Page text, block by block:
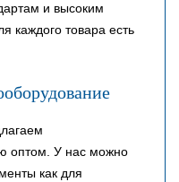
и высоким
каждого товара есть
оптом. У нас можно
как для